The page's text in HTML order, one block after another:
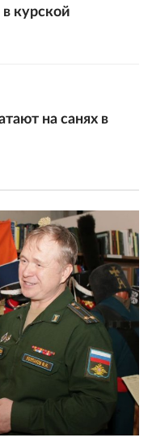
курской
на санях в